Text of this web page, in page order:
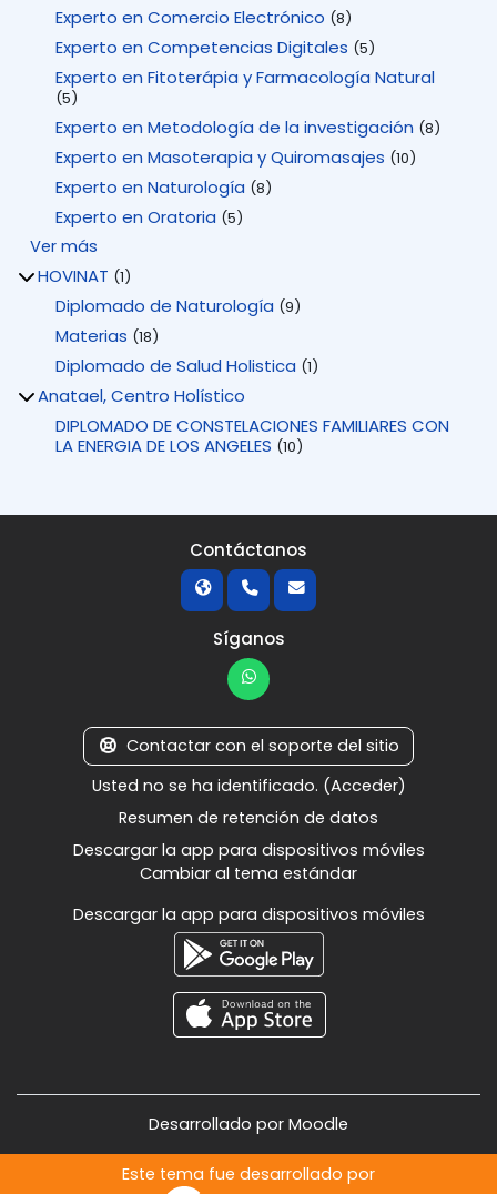
Experto en Comercio Electrónico (8)
Experto en Competencias Digitales (5)
Experto en Fitoterápia y Farmacología Natural
(5)
Experto en Metodología de la investigación (8)
Experto en Masoterapia y Quiromasajes (10)
Experto en Naturología (8)
Experto en Oratoria (5)
Ver más
HOVINAT (1)
Diplomado de Naturología (9)
Materias (18)
Diplomado de Salud Holistica (1)
Anatael, Centro Holístico
DIPLOMADO DE CONSTELACIONES FAMILIARES CON
LA ENERGIA DE LOS ANGELES (10)
Contáctanos
Síganos
Contactar con el soporte del sitio
Usted no se ha identificado. (Acceder)
Resumen de retención de datos
Descargar la app para dispositivos móviles
Cambiar al tema estándar
Descargar la app para dispositivos móviles
Desarrollado por Moodle
Este tema fue desarrollado por